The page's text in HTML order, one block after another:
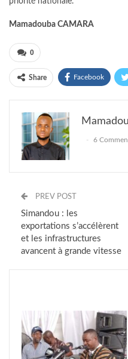
Mamadouba CAMARA
0
Share Facebook
6
PREV POST
Simandou : les
exportations s’accélèrent
et les infrastructures
avancent à grande vitesse